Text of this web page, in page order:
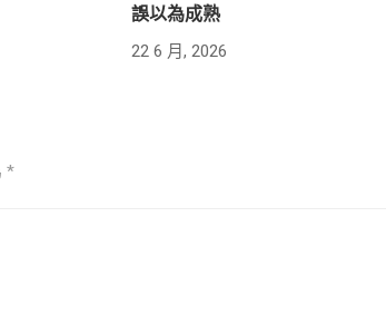
誤以為成熟
22 6 月, 2026
*